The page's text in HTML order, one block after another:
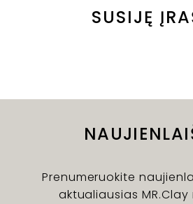
SUSIJĘ
Prenumeruokite
aktualiausias